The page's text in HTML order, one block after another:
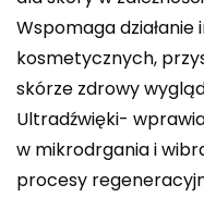
Wspomaga
kosmetycznych,
skórze zdrowy
Ultradźwięki-
w mikrodrgania i
procesy